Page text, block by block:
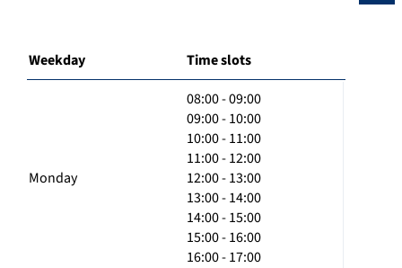
Weekday Time slots
Monday
08:00 - 09:00
09:00 - 10:00
10:00 - 11:00
11:00 - 12:00
12:00 - 13:00
13:00 - 14:00
14:00 - 15:00
15:00 - 16:00
16:00 - 17:00